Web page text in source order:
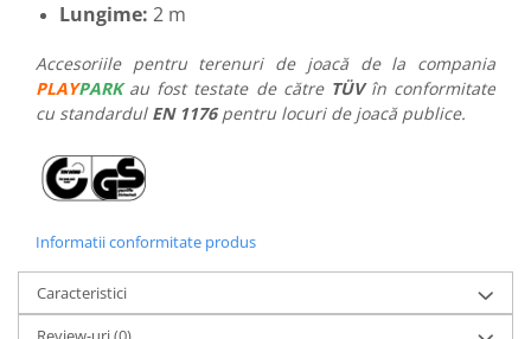
Lungime: 2 m
Accesoriile pentru terenuri de joacă de la compania
PLAYPARKau fost testate de către TÜVîn conformitate
cu standardul EN 1176pentru locuri de joacă publice.
Informatii conformitate produs
Caracteristici